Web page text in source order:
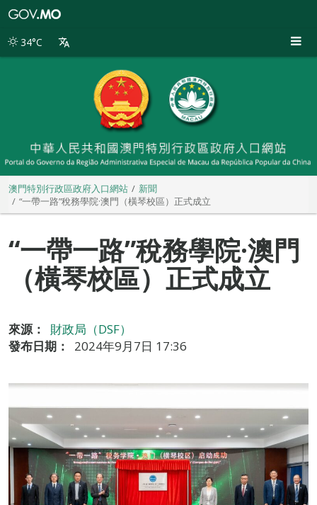
別
34°C
澳門特別行政區政府入口網站
新聞
“一帶一路”稅務學院·澳門（橫琴校區）正式成立
“一帶一路”稅務學院·澳門
（橫琴校區）正式成立
來源：
財政局（DSF）
發布日期：
2024年9月7日 17:36